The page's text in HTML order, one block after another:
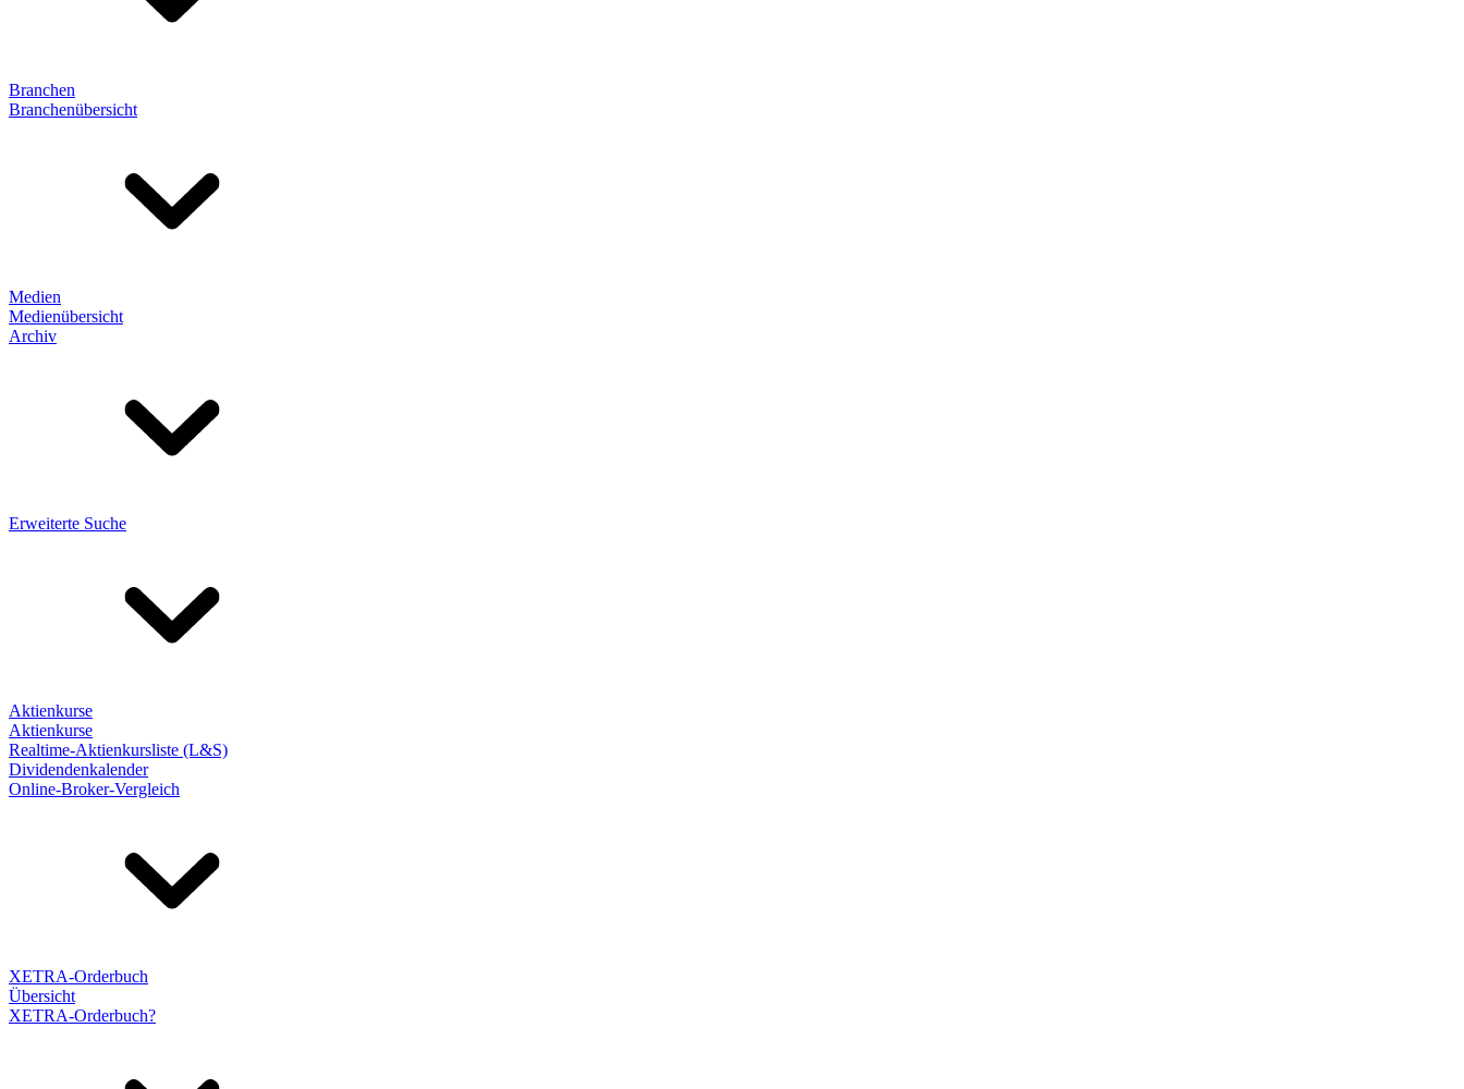
Branchen
Branchenübersicht
Medien
Medienübersicht
Archiv
Erweiterte Suche
Aktienkurse
Aktienkurse
Realtime-Aktienkursliste (L&S)
Dividendenkalender
Online-Broker-Vergleich
XETRA-Orderbuch
Übersicht
XETRA-Orderbuch?